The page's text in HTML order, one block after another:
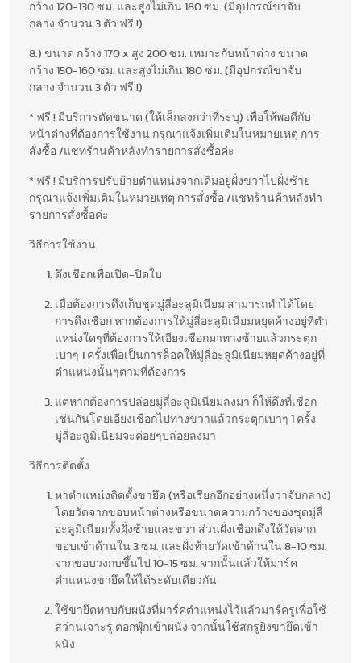
กว้าง 120-130 ซม. และสูงไม่เกิน 180 ซม. (มีอุปกรณ์ขาจับ
กลาง จำนวน 3 ตัว ฟรี !)
8.) ขนาด กว้าง 170 x สูง 200 ซม. เหมาะกับหน้าต่าง ขนาด
กว้าง 150-160 ซม. และสูงไม่เกิน 180 ซม. (มีอุปกรณ์ขาจับ
กลาง จำนวน 3 ตัว ฟรี !)
* ฟรี ! มีบริการตัดขนาด (ให้เล็กลงกว่าที่ระบุ) เพื่อให้พอดีกับ
หน้าต่างที่ต้องการใช้งาน กรุณาแจ้งเพิ่มเติมในหมายเหตุ การ
สั่งซื้อ /แชทร้านค้าหลังทำรายการสั่งซื้อค่ะ
* ฟรี ! มีบริการปรับย้ายตำแหน่งจากเดิมอยู่ฝั่งขวาไปฝั่งซ้าย
กรุณาแจ้งเพิ่มเติมในหมายเหตุ การสั่งซื้อ /แชทร้านค้าหลังทำ
รายการสั่งซื้อค่ะ
วิธีการใช้งาน
ดึงเชือกเพื่อเปิด-ปิดใบ
เมื่อต้องการดึงเก็บชุดมู่ลี่อะลูมิเนียม สามารถทำได้โดย
การดึงเชือก หากต้องการให้มู่ลี่อะลูมิเนียมหยุดค้างอยู่ที่ตำ
แหน่งใดๆที่ต้องการให้เอียงเชือกมาทางซ้ายแล้วกระตุก
เบาๆ 1 ครั้งเพื่อเป็นการล็อคให้มู่ลี่อะลูมิเนียมหยุดค้างอยู่ที่
ตำแหน่งนั้นๆตามที่ต้องการ
แต่หากต้องการปล่อยมู่ลี่อะลูมิเนียมลงมา ก็ให้ดึงที่เชือก
เช่นกันโดยเอียงเชือกไปทางขวาแล้วกระตุกเบาๆ 1 ครั้ง
มู่ลี่อะลูมิเนียมจะค่อยๆปล่อยลงมา
วิธีการติดตั้ง
หาตำแหน่งติดตั้งขายึด (หรือเรียกอีกอย่างหนึ่งว่าจับกลาง)
โดยวัดจากขอบหน้าต่างหรือขนาดความกว้างของชุดมู่ลี่
อะลูมิเนียมทั้งฝั่งซ้ายและขวา ส่วนฝั่งเชือกดึงให้วัดจาก
ขอบเข้าด้านใน 3 ซม. และฝั่งท้ายวัดเข้าด้านใน 8-10 ซม.
จากขอบวงกบขึ้นไป 10-15 ซม. จากนั้นแล้วให้มาร์ค
ตำแหน่งขายึดให้ได้ระดับเดียวกัน
ใช้ขายึดทาบกับผนังที่มาร์คตำแหน่งไว้แล้วมาร์ครูเพื่อใช้
สว่านเจาะรู ตอกพุ๊กเข้าผนัง จากนั้นใช้สกรูยิงขายึดเข้า
ผนัง